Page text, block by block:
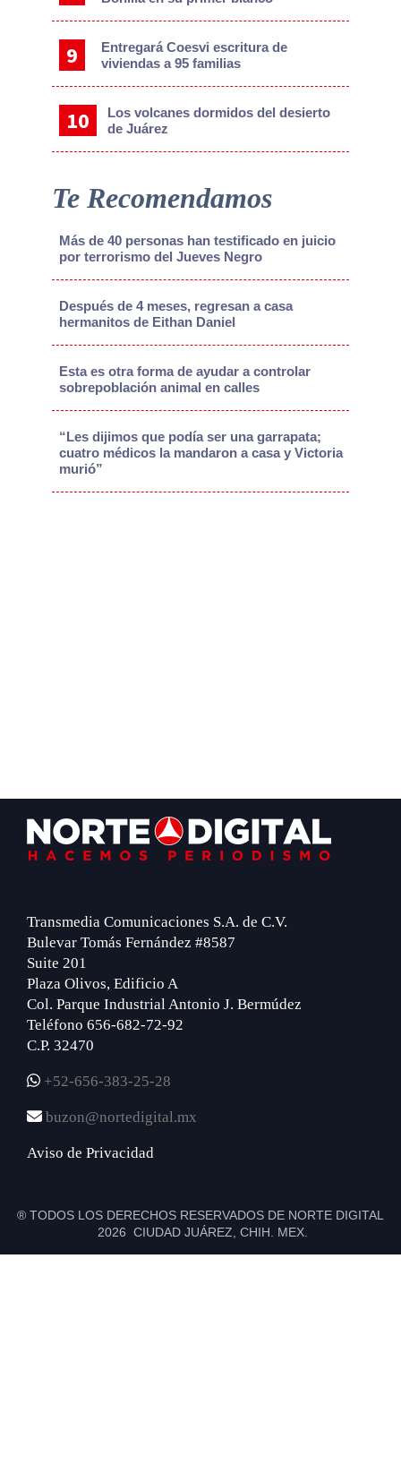
Entregará Coesvi escritura de
viviendas a 95 familias
Los volcanes dormidos del desierto
de Juárez
Te Recomendamos
Más de 40 personas han testificado en juicio
por terrorismo del Jueves Negro
Después de 4 meses, regresan a casa
hermanitos de Eithan Daniel
Esta es otra forma de ayudar a controlar
sobrepoblación animal en calles
“Les dijimos que podía ser una garrapata;
cuatro médicos la mandaron a casa y Victoria
murió”
Footer
Transmedia Comunicaciones S.A. de C.V.
Bulevar Tomás Fernández #8587
Suite 201
Plaza Olivos, Edificio A
Col. Parque Industrial Antonio J. Bermúdez
Teléfono 656-682-72-92
C.P. 32470
+52-656-383-25-28
buzon@nortedigital.mx
Aviso de Privacidad
® TODOS LOS DERECHOS RESERVADOS DE NORTE DIGITAL
2026 CIUDAD JUÁREZ, CHIH. MEX.